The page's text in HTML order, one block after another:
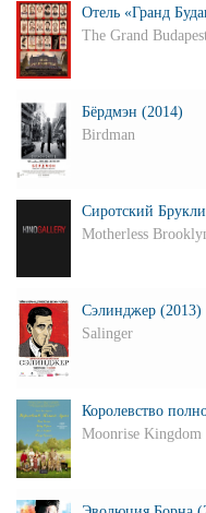
Отель «Гранд
The Grand
Бёрдмэн (2014)
Birdman
Сиротский
Motherless
Сэлинджер (2013)
Salinger
Королевство
Moonrise Kingdom